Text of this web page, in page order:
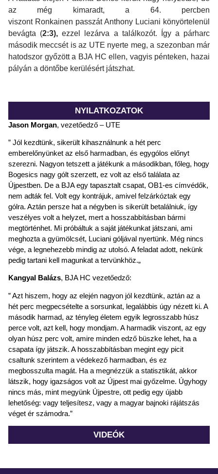
az még kimaradt, a 64. percben
viszont Ronkainen passzát Anthony Luciani könyörtelenül
bevágta (2:3), ezzel lezárva a találkozót. Így a párharc
második meccsét is az UTE nyerte meg, a szezonban már
hatodszor győzött a BJA HC ellen, vagyis pénteken, hazai
pályán a döntőbe kerülésért játszhat.
NYILATKOZATOK
Jason Morgan, vezetőedző – UTE
” Jól kezdtünk, sikerült kihasználnunk a hét perc
emberelőnyünket az első harmadban, és egygólos előnyt
szerezni. Nagyon tetszett a játékunk a másodikban, főleg, hogy
Bogesics nagy gólt szerzett, ez volt az első találata az
Újpestben. De a BJA egy tapasztalt csapat, OB1-es címvédők,
nem adták fel. Volt egy kontrájuk, amivel felzárkóztak egy
gólra. Aztán persze hat a négyben is sikerült betalálniuk, így
veszélyes volt a helyzet, mert a hosszabbításban bármi
megtörténhet. Mi próbáltuk a saját játékunkat játszani, ami
meghozta a gyümölcsét, Luciani góljával nyertünk. Még nincs
vége, a legnehezebb mindig az utolsó. A feladat adott, nekünk
pedig tartani kell magunkat a tervünkhöz.„
Kangyal Balázs, BJA HC vezetőedző:
” Azt hiszem, hogy az elején nagyon jól kezdtünk, aztán az a
hét perc megpecsételte a sorsunkat, legalábbis úgy nézett ki. A
második harmad, az tényleg életem egyik legrosszabb húsz
perce volt, azt kell, hogy mondjam. A harmadik viszont, az egy
olyan húsz perc volt, amire minden edző büszke lehet, ha a
csapata így játszik. A hosszabbításban megint egy picit
csaltunk szerintem a védekező harmadban, és ez
megbosszulta magát. Ha a megnézzük a statisztikát, akkor
látszik, hogy igazságos volt az Újpest mai győzelme. Úgyhogy
nincs más, mint megyünk Újpestre, ott pedig egy újabb
lehetőség: vagy teljesítesz, vagy a magyar bajnoki rájátszás
véget ér számodra.”
VIDEÓK